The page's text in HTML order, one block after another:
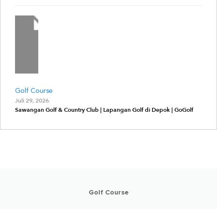
Golf Course
Juli 29, 2026
Sawangan Golf & Country Club | Lapangan Golf di Depok | GoGolf
Golf Course